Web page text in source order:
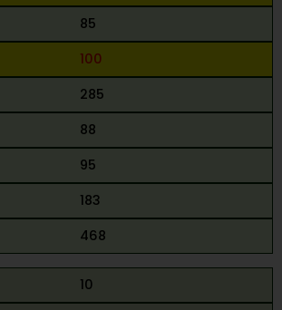
85
100
285
88
95
183
468
10